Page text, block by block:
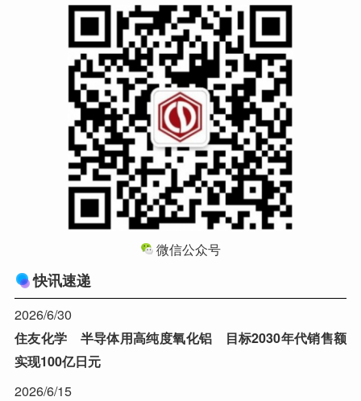
微信公众号
快讯速递
2026/6/30
住友化学 半导体用高纯度氧化铝 目标2030年代销售额
实现100亿日元
2026/6/15